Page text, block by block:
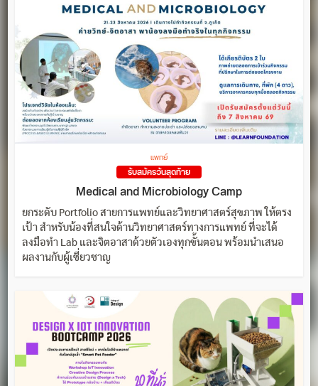
แพทย์
รับสมัครวันสุดท้าย
Medical and Microbiology Camp
ยกระดับ Portfolio สายการแพทย์และวิทยาศาสตร์สุขภาพ ให้ตรง
เป้า สำหรับน้องที่สนใจด้านวิทยาศาสตร์ทางการแพทย์ ที่จะได้
ลงมือทำ Lab และจิตอาสาด้วยตัวเองทุกขั้นตอน พร้อมนำเสนอ
ผลงานกับผู้เชี่ยวชาญ